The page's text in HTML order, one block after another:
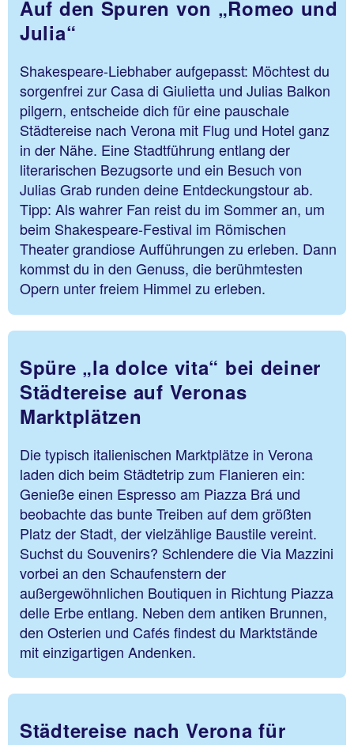
Auf den Spuren von „Romeo und
Julia“
Shakespeare-Liebhaber aufgepasst: Möchtest du
sorgenfrei zur Casa di Giulietta und Julias Balkon
pilgern, entscheide dich für eine pauschale
Städtereise nach Verona mit Flug und Hotel ganz
in der Nähe. Eine Stadtführung entlang der
literarischen Bezugsorte und ein Besuch von
Julias Grab runden deine Entdeckungstour ab.
Tipp: Als wahrer Fan reist du im Sommer an, um
beim Shakespeare-Festival im Römischen
Theater grandiose Aufführungen zu erleben. Dann
kommst du in den Genuss, die berühmtesten
Opern unter freiem Himmel zu erleben.
Spüre „la dolce vita“ bei deiner
Städtereise auf Veronas
Marktplätzen
Die typisch italienischen Marktplätze in Verona
laden dich beim Städtetrip zum Flanieren ein:
Genieße einen Espresso am Piazza Brá und
beobachte das bunte Treiben auf dem größten
Platz der Stadt, der vielzählige Baustile vereint.
Suchst du Souvenirs? Schlendere die Via Mazzini
vorbei an den Schaufenstern der
außergewöhnlichen Boutiquen in Richtung Piazza
delle Erbe entlang. Neben dem antiken Brunnen,
den Osterien und Cafés findest du Marktstände
mit einzigartigen Andenken.
Städtereise nach Verona für